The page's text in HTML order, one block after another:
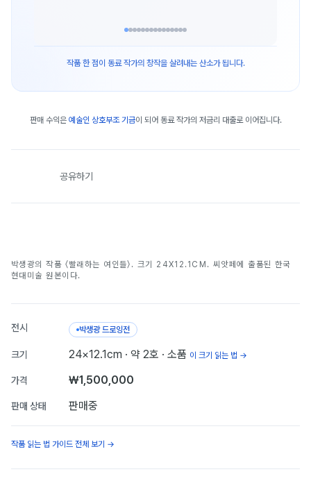
작품 한 점이 동료 작가의 창작을 살려내는 산소가 됩니다.
판매 수익은 예술인 상호부조 기금이 되어 동료 작가의 저금리 대출로 이어집니다.
공유하기
박생광
박생광의 작품 〈빨래하는 여인들〉. 크기 24X12.1CM. 씨앗페에 출품된 한국
현대미술 원본이다.
전시 박생광 드로잉전
크기 24×12.1cm · 약 2호 · 소품 이 크기 읽는 법 →
가격 ₩1,500,000
판매 상태 판매중
작품 읽는 법 가이드 전체 보기 →